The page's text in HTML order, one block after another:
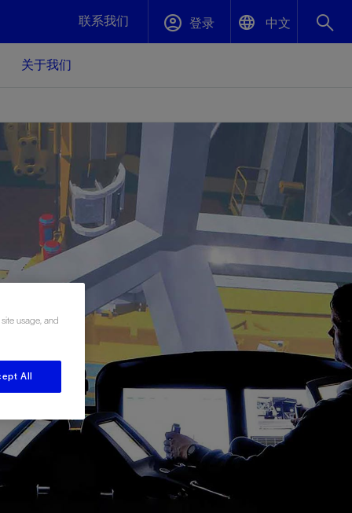
联系我们 登录 中文
关于我们
快变 高效封堵弃井，确保井筒完整性
气田开
斯伦贝谢绩效保障
重新定义可实现的系统级优化目标
斯伦贝谢利用地热能源
挖掘地球的热能作为可信赖、可持续的资源
中的甲
斯伦贝谢减少碳足迹
通过实用的、经过量化验证的解决方案来减
少碳排放和对环境的影响
数据中心基础设施解决方案
模块化数据中心基础设施，预先在外地预制
并运送到现场即可安装——部署时间最多可
视图
验
验
多元、
的社会
关注自然
我们确定了对我们的运营至关重要的三个关
键领域：生物多样性、水资源和循环性
探索更多
的未来
重大活动
近距离了解我们的各项活动
探索更多
为了气
usage, and
All